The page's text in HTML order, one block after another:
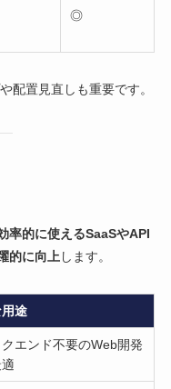
◎
配置見直しも重要です。
率的に使えるSaaSやAPI
的に向上 します。
途
エンド不要のWeb開発